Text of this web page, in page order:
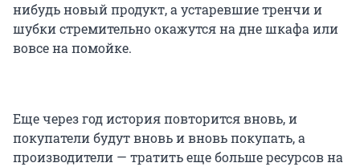
нибудь новый продукт, а устаревшие тренчи и
шубки стремительно окажутся на дне шкафа или
вовсе на помойке.
Еще через год история повторится вновь, и
покупатели будут вновь и вновь покупать, а
производители — тратить еще больше ресурсов на